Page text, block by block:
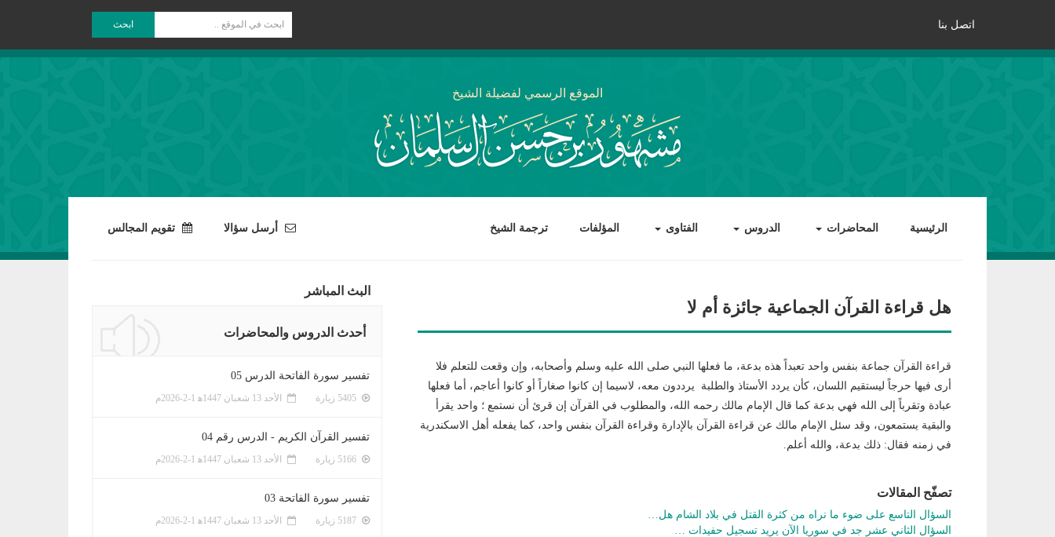
اتصل بنا ابحث
الموقع الرسمي لفضيلة الشيخ
الرئيسية المحاضرات الدروس الفتاوى المؤلفات ترجمة الشيخ أرسل سؤالا تقويم المجالس
هل قراءة القرآن الجماعية جائزة أم لا
قراءة القرآن جماعة بنفس واحد تعبداً هذه بدعة، ما فعلها النبي صلى الله عليه وسلم وأصحابه، وإن وقعت للتعلم فلا
أرى فيها حرجاً ليستقيم اللسان، كأن يردد الأستاذ والطلبة يرددون معه، لاسيما إن كانوا صغاراً أو كانوا أعاجم، أما فعلها
عبادة وتقرباً إلى الله فهي بدعة كما قال الإمام مالك رحمه الله، والمطلوب في القرآن إن قرئ أن نستمع ؛ واحد يقرأ
والبقية يستمعون، وقد سئل الإمام مالك عن قراءة القرآن بالإدارة وقراءة القرآن بنفس واحد، كما يفعله أهل الاسكندرية
في زمنه فقال: ذلك بدعة، والله أعلم.
تصفّح المقالات
السؤال التاسع على ضوء ما نراه من كثرة القتل في بلاد الشام هل…
السؤال الثاني عشر جد في سوريا الآن يريد تسجيل حفيدات …
البث المباشر
أحدث الدروس والمحاضرات
تفسير سورة الفاتحة الدرس 05
الأحد 13 شعبان 1447ﻫ 1-2-2026م
تفسير القرآن الكريم - الدرس رقم 04
الأحد 13 شعبان 1447ﻫ 1-2-2026م
تفسير سورة الفاتحة 03
الأحد 13 شعبان 1447ﻫ 1-2-2026م